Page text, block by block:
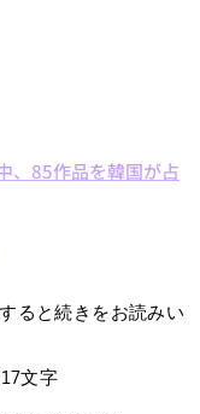
、85作品を韓国が占
ると続きをお読みい
文字